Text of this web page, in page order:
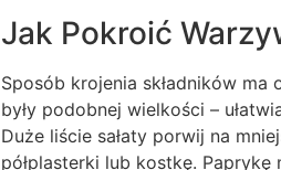
Jak Pokroić
Sposób krojenia składników ma
były podobnej wielkości –
Duże liście sałaty porwij na
półplasterki lub kostkę.